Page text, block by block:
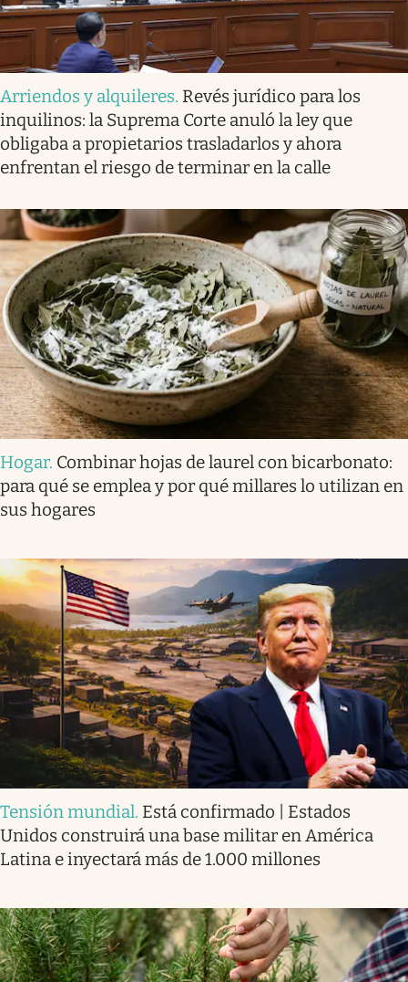
Arriendos y alquileres. Revés jurídico para los
inquilinos: la Suprema Corte anuló la ley que
obligaba a propietarios trasladarlos y ahora
enfrentan el riesgo de terminar en la calle
Hogar. Combinar hojas de laurel con bicarbonato:
para qué se emplea y por qué millares lo utilizan en
sus hogares
Tensión mundial. Está confirmado | Estados
Unidos construirá una base militar en América
Latina e inyectará más de 1.000 millones